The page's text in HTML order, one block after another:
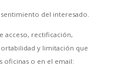
del interesado.
acceso, rectificación,
y limitación que
oficinas o en el email: